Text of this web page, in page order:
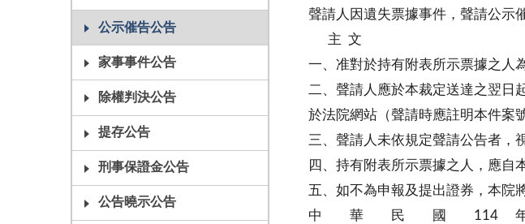
公示催告公告
家事事件公告
除權判決公告
提存公告
刑事保證金公告
公告曉示公告
聲請人因遺失票據事件，聲請公示
主 文
一、准對於持有附表所示票據之人
二、聲請人應於本裁定送達之翌日
於法院網站（聲請時應註明本件案
三、聲請人未依規定聲請公告者，
四、持有附表所示票據之人，應自
五、如不為申報及提出證券，本院
中 華 民 國 114